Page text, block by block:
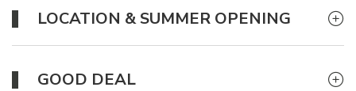
LOCATION & SUMMER OPENING
GOOD DEAL